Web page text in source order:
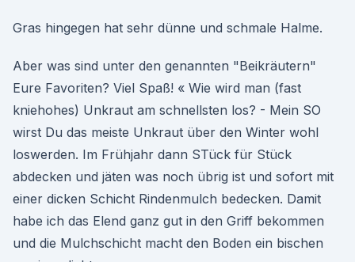
Gras hingegen hat sehr dünne und schmale Halme.
Aber was sind unter den genannten "Beikräutern"
Eure Favoriten? Viel Spaß! « Wie wird man (fast
kniehohes) Unkraut am schnellsten los? - Mein SO
wirst Du das meiste Unkraut über den Winter wohl
loswerden. Im Frühjahr dann STück für Stück
abdecken und jäten was noch übrig ist und sofort mit
einer dicken Schicht Rindenmulch bedecken. Damit
habe ich das Elend ganz gut in den Griff bekommen
und die Mulchschicht macht den Boden ein bischen